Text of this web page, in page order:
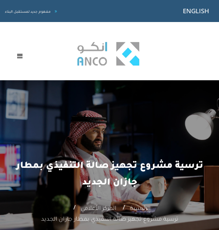
مفهوم جديد لمستقبل البناء ENGLISH
ترسية مشروع تجهيز صالة التنفيذي بمطار
جازان الجديد
الرئيسية
المركز الأعلامي
ترسية مشروع تجهيز صالة التنفيذي بمطار جازان الجديد